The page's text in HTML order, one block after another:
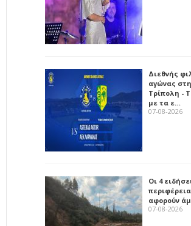
Διεθνής
αγώνας
Τρίπολη -
με τα ε…
07-08-2026
Οι 4
αφορούν
07-08-2026